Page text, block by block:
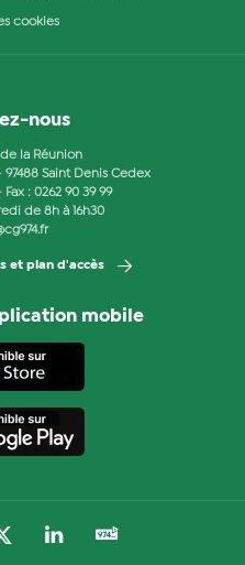
cookies
nous
la Réunion
Saint Denis Cedex
Fax : 0262 90 39 99
de 8h à 16h30
et plan d'accès
mobile